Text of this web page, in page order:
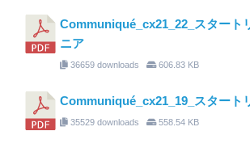
Communiqué_cx21_22_スタート
ニア
36659 downloads 606.83 KB
Communiqué_cx21_19_スタート
35529 downloads 558.54 KB